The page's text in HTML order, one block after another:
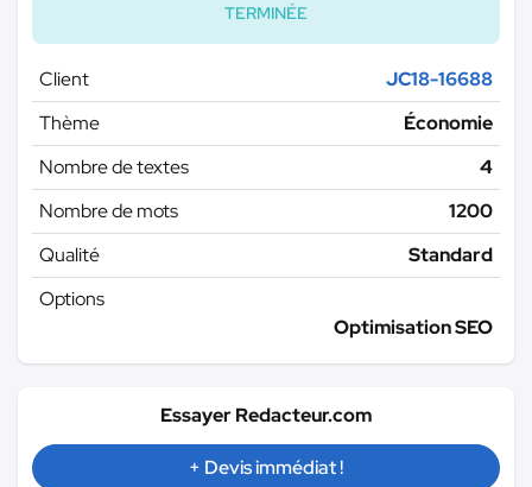
TERMINÉE
Client
JC18-16688
Thème
Économie
Nombre de textes
4
Nombre de mots
1200
Qualité
Standard
Options
Optimisation SEO
Essayer Redacteur.com
+ Devis immédiat !